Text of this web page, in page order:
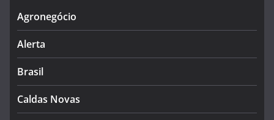
Agronegócio
Alerta
Brasil
Caldas Novas